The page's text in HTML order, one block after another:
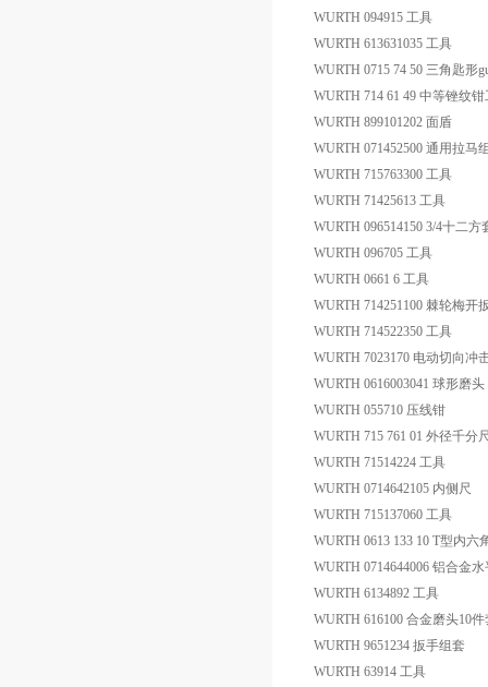
WURTH 094915 工具
WURTH 613631035 工具
WURTH 0715 74 50 三角匙形
WURTH 714 61 49 中等锉纹钳
WURTH 899101202 面盾
WURTH 071452500 通用拉马
WURTH 715763300 工具
WURTH 71425613 工具
WURTH 096514150 3/4十二方
WURTH 096705 工具
WURTH 0661 6 工具
WURTH 714251100 棘轮梅开
WURTH 714522350 工具
WURTH 7023170 电动切向冲
WURTH 0616003041 球形磨头
WURTH 055710 压线钳
WURTH 715 761 01 外径千分
WURTH 71514224 工具
WURTH 0714642105 内侧尺
WURTH 715137060 工具
WURTH 0613 133 10 T型内六
WURTH 0714644006 铝合金
WURTH 6134892 工具
WURTH 616100 合金磨头10件
WURTH 9651234 扳手组套
WURTH 63914 工具